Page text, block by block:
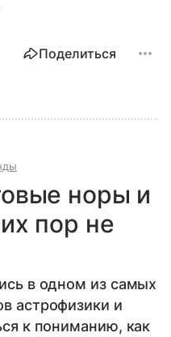
Поделиться
норы и
пор не
в одном из самых
астрофизики и
к пониманию, как